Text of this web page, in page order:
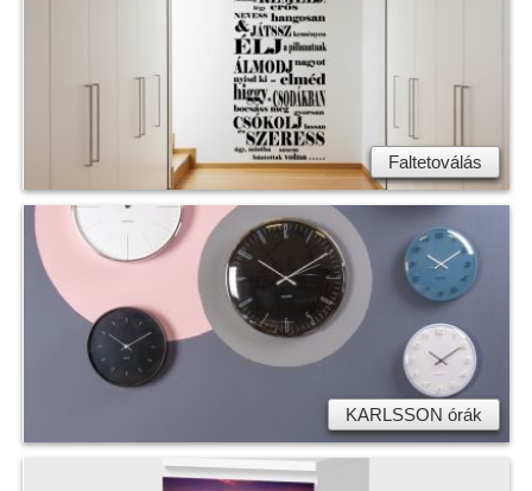
Faltetoválás
KARLSSON órák